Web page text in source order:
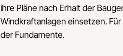
ihre Pläne nach Erhalt der
Windkraftanlagen einsetzen.
der Fundamente.